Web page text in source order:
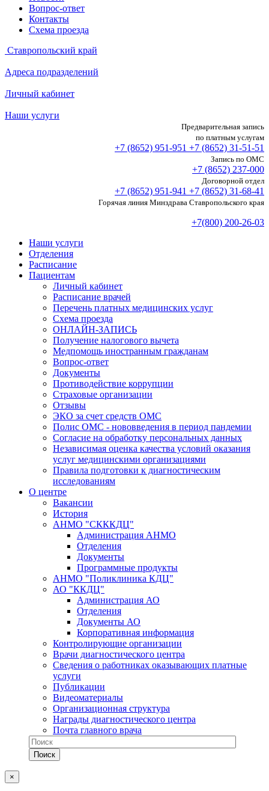
Вопрос-ответ
Контакты
Схема проезда
Ставропольский край
Адреса подразделений
Личный кабинет
Наши услуги
Предварительная запись
по платным услугам
+7 (8652) 951-951 +7 (8652) 31-51-51
Запись по ОМС
+7 (8652) 237-000
Договорной отдел
+7 (8652) 951-941 +7 (8652) 31-68-41
Горячая линия Минздрава Ставропольского края
+7(800) 200-26-03
Наши услуги
Отделения
Расписание
Пациентам
Личный кабинет
Расписание врачей
Перечень платных медицинских услуг
Схема проезда
ОНЛАЙН-ЗАПИСЬ
Получение налогового вычета
Медпомощь иностранным гражданам
Вопрос-ответ
Документы
Противодействие коррупции
Страховые организации
Отзывы
ЭКО за счет средств ОМС
Полис ОМС - нововведения в период пандемии
Согласие на обработку персональных данных
Независимая оценка качества условий оказания
услуг медицинскими организациями
Правила подготовки к диагностическим
исследованиям
О центре
Вакансии
История
АНМО "СКККДЦ"
Администрация АНМО
Отделения
Документы
Программные продукты
АНМО "Поликлиника КДЦ"
АО "ККДЦ"
Администрация АО
Отделения
Документы АО
Корпоративная информация
Контролирующие организации
Врачи диагностического центра
Сведения о работниках оказывающих платные
услуги
Публикации
Видеоматериалы
Организационная структура
Награды диагностического центра
Почта главного врача
×